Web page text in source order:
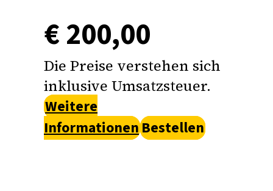
€ 200,00
Die Preise verstehen sich
inklusive Umsatzsteuer.
Weitere
InformationenBestellen